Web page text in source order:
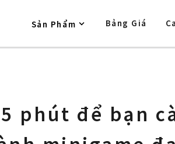
Sản Phẩm Bảng Giá
phút để bạn